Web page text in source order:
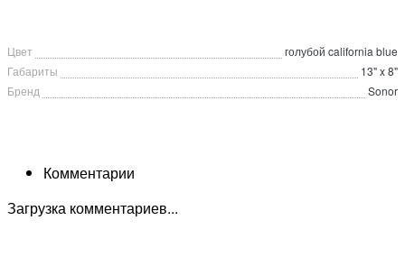
Цвет
голубой california blue
Габариты
13" x 8"
Бренд
Sonor
Комментарии
Загрузка комментариев...